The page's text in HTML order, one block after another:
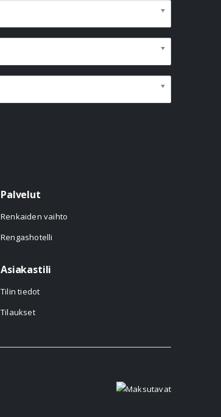
Palvelut
Renkaiden vaihto
Rengashotelli
Asiakastili
Tilin tiedot
Tilaukset